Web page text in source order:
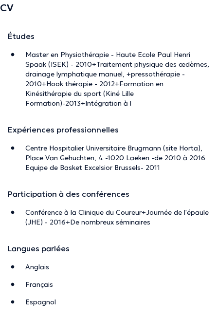
CV
Études
Master en Physiothérapie - Haute Ecole Paul Henri
Spaak (ISEK) - 2010+Traitement physique des œdèmes,
drainage lymphatique manuel, +pressothérapie -
2010+Hook thérapie - 2012+Formation en
Kinésithérapie du sport (Kiné Lille
Formation)-2013+Intégration à l
Expériences professionnelles
Centre Hospitalier Universitaire Brugmann (site Horta),
Place Van Gehuchten, 4 -1020 Laeken -de 2010 à 2016
Equipe de Basket Excelsior Brussels- 2011
Participation à des conférences
Conférence à la Clinique du Coureur+Journée de l'épaule
(JHE) - 2016+De nombreux séminaires
Langues parlées
Anglais
Français
Espagnol